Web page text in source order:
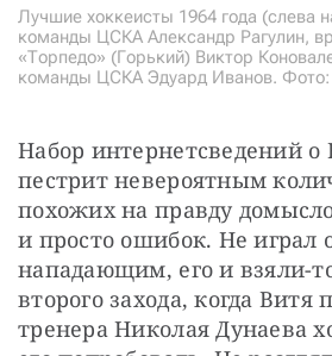
Лучшие хоккеисты 1964 года (слева
команды ЦСКА Александр Рагулин,
«Торпедо» (Горький) Виктор
команды ЦСКА Эдуард Иванов.
Набор интернетсведений о
пестрит невероятным
похожих на правду
и просто ошибок. Не играл
нападающим, его и взяли-
второго захода, когда Витя
тренера Николая Дунаева